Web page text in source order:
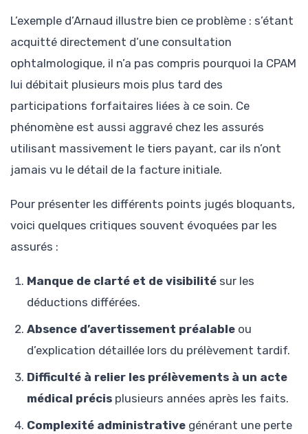
L’exemple d’Arnaud illustre bien ce problème : s’étant
acquitté directement d’une consultation
ophtalmologique, il n’a pas compris pourquoi la CPAM
lui débitait plusieurs mois plus tard des
participations forfaitaires liées à ce soin. Ce
phénomène est aussi aggravé chez les assurés
utilisant massivement le tiers payant, car ils n’ont
jamais vu le détail de la facture initiale.
Pour présenter les différents points jugés bloquants,
voici quelques critiques souvent évoquées par les
assurés :
Manque de clarté et de visibilité sur les
déductions différées.
Absence d’avertissement préalable ou
d’explication détaillée lors du prélèvement tardif.
Difficulté à relier les prélèvements à un acte
médical précis plusieurs années après les faits.
Complexité administrative générant une perte